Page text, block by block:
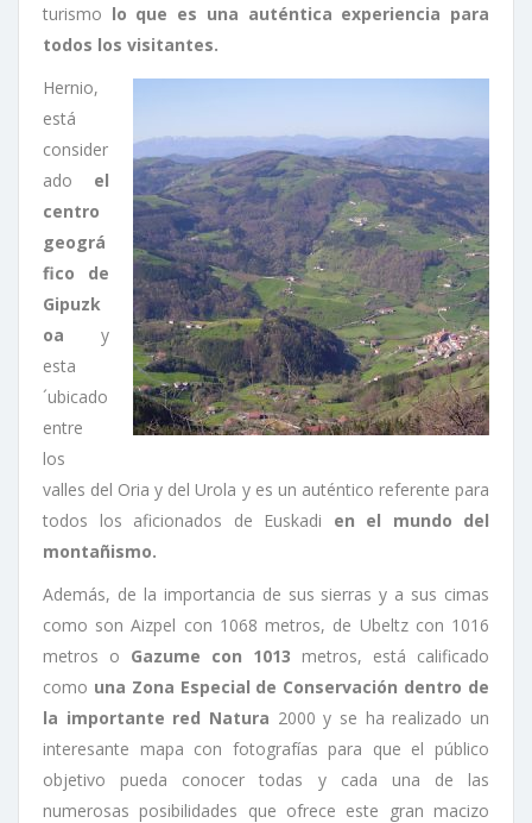
turismo lo que es una auténtica experiencia para
todos los visitantes.
Hernio,
está
consider
ado el
centro
geográ
fico de
Gipuzk
oa y
esta
´ubicado
entre
los
valles del Oria y del Urola y es un auténtico referente para
todos los aficionados de Euskadi en el mundo del
montañismo.
Además, de la importancia de sus sierras y a sus cimas
como son Aizpel con 1068 metros, de Ubeltz con 1016
metros o Gazume con 1013 metros, está calificado
como una Zona Especial de Conservación dentro de
la importante red Natura 2000 y se ha realizado un
interesante mapa con fotografías para que el público
objetivo pueda conocer todas y cada una de las
numerosas posibilidades que ofrece este gran macizo